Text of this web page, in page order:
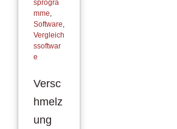
sprogra
mme,
Software,
Vergleich
ssoftwar
e
Versc
hmelz
ung